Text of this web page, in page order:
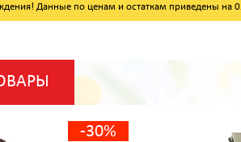
Данные по ценам и остаткам приведены на
-30%